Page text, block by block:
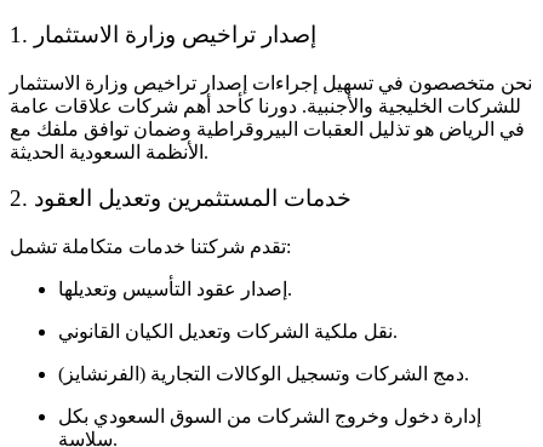
1. إصدار تراخيص وزارة الاستثمار
نحن متخصصون في تسهيل إجراءات إصدار تراخيص وزارة الاستثمار
للشركات الخليجية والأجنبية. دورنا كأحد أهم شركات علاقات عامة
في الرياض هو تذليل العقبات البيروقراطية وضمان توافق ملفك مع
الأنظمة السعودية الحديثة.
2. خدمات المستثمرين وتعديل العقود
تقدم شركتنا خدمات متكاملة تشمل:
إصدار عقود التأسيس وتعديلها.
نقل ملكية الشركات وتعديل الكيان القانوني.
دمج الشركات وتسجيل الوكالات التجارية (الفرنشايز).
إدارة دخول وخروج الشركات من السوق السعودي بكل
سلاسة.